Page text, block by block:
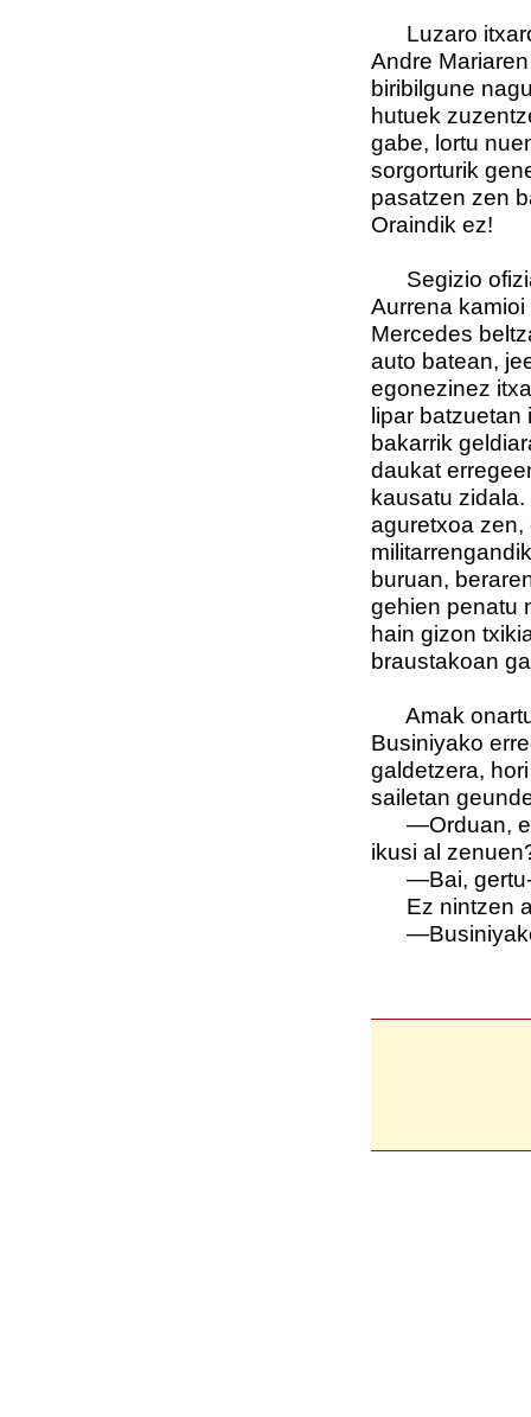
Luzaro
Andre
biribilgune
hutuek
gabe, lortu
sorgorturik
pasatzen zen
Oraindik ez!
Segizio
Aurrena
Mercedes
auto batean,
egonezinez
lipar batzuetan
bakarrik
daukat
kausatu
aguretxoa
buruan,
gehien penatu
hain gizon
braustakoan
Amak onartu
Businiyako
galdetzera,
sailetan
—Orduan,
ikusi al
—Bai, gertu-
Ez nintzen
—Businiyako